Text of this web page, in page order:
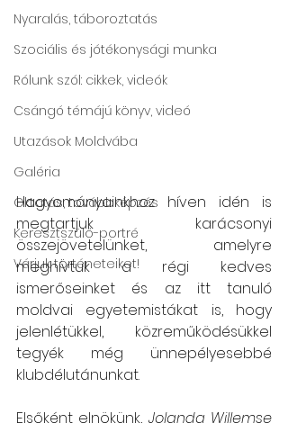
Nyaralás, táboroztatás
Szociális és jótékonysági munka
Rólunk szól: cikkek, videók
Csángó témájú könyv, videó
Utazások Moldvába
Galéria
Oktatás, továbbképzés
Keresztszülő-portré
Várjuk történeteiket!
Hagyományainkhoz híven idén is
megtartjuk karácsonyi
összejövetelünket, amelyre
meghívtuk a régi kedves
ismerőseinket és az itt tanuló
moldvai egyetemistákat is, hogy
jelenlétükkel, közreműködésükkel
tegyék még ünnepélyesebbé
klubdélutánunkat.
Elsőként elnökünk, Jolanda Willemse